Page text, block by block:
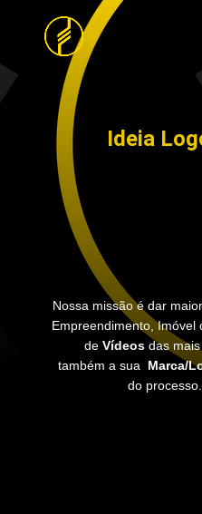
Ideia
Nossa missão é dar
Empreendimento, Imóvel
deVídeosdas
também a sua Marca/
do